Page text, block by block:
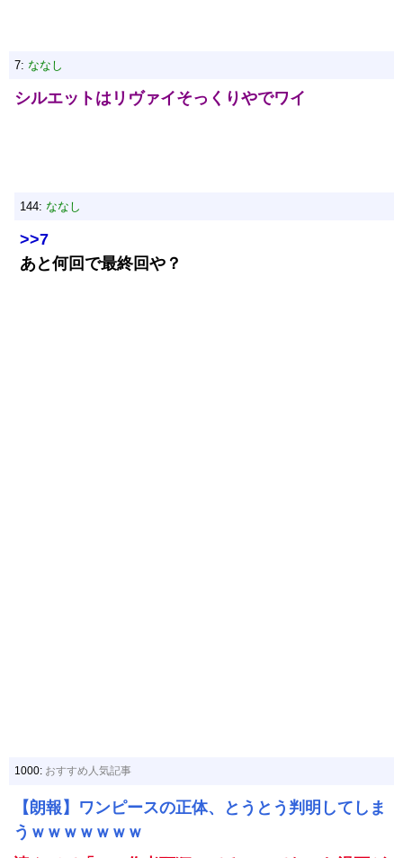
7: ななし
シルエットはリヴァイそっくりやでワイ
144: ななし
>>7
あと何回で最終回や？
1000: おすすめ人気記事
【朗報】ワンピースの正体、とうとう判明してしま
うｗｗｗｗｗｗｗ